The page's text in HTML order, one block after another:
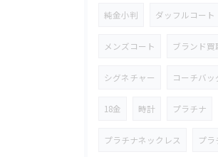
純金小判 ダッフルコート
メンズコート ブランド買
シグネチャー コーチバッ
18金 時計 プラチナ
プラチナネックレス プラ